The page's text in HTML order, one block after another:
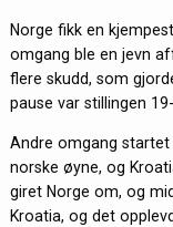
Norge fikk en
omgang ble en jevn
flere skudd, som
pause var stillingen
Andre omgang
norske øyne, og
giret Norge om, og
Kroatia, og det